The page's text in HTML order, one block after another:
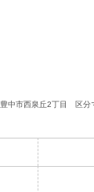
豊中市西泉丘2丁目 区分